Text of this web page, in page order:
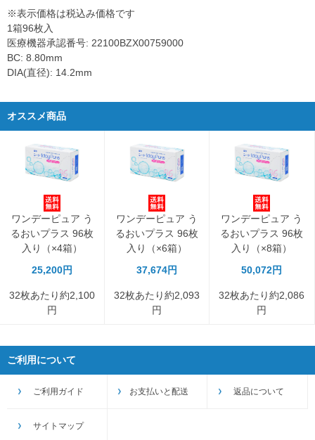
※表示価格は税込み価格です
1箱96枚入
医療機器承認番号: 22100BZX00759000
BC: 8.80mm
DIA(直径): 14.2mm
オススメ商品
ワンデーピュア う
るおいプラス 96枚
入り（×4箱）
25,200円
32枚あたり約2,100
円
ワンデーピュア う
るおいプラス 96枚
入り（×6箱）
37,674円
32枚あたり約2,093
円
ワンデーピュア う
るおいプラス 96枚
入り（×8箱）
50,072円
32枚あたり約2,086
円
ご利用について
ご利用ガイド お支払いと配送 返品について
サイトマップ